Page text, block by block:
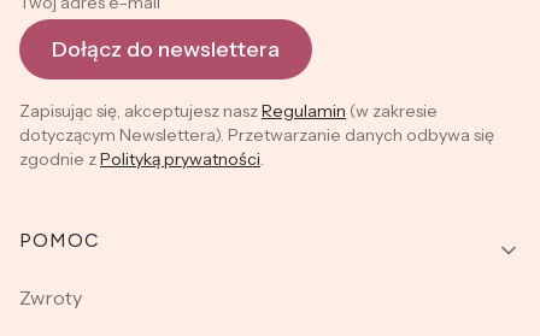
Dołącz do newslettera
Zapisując się, akceptujesz naszRegulamin (w zakresie
dotyczącym Newslettera). Przetwarzanie danych odbywa się
zgodnie zPolityką prywatności.
Linki w stopce
POMOC
Zwroty